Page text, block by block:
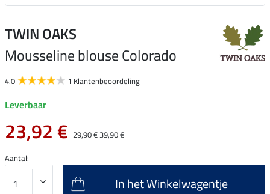
TWIN OAKS
Mousseline blouse Colorado
4.0 1 Klantenbeoordeling
Leverbaar
23,92 € 29,90 €39,90 €
Aantal:
In het Winkelwagentje